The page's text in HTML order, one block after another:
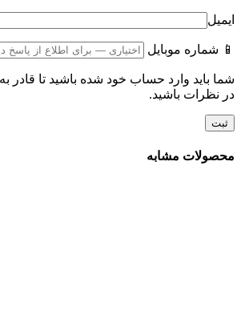
ایمیل
📱 شماره موبایل
شما باید وارد حساب خود شده باشید تا قادر
در نظرات باشید.
محصولات مشابه